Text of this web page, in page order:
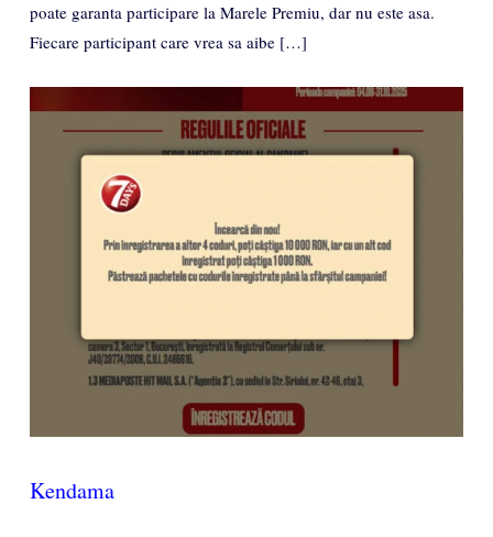
poate garanta participare la Marele Premiu, dar nu este asa.
Fiecare participant care vrea sa aibe […]
Kendama